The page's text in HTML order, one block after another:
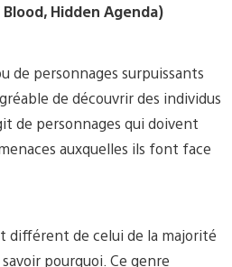
Hidden Agenda)
de personnages surpuissants
de découvrir des individus
de personnages qui doivent
auxquelles ils font face
différent de celui de la majorité
pourquoi. Ce genre